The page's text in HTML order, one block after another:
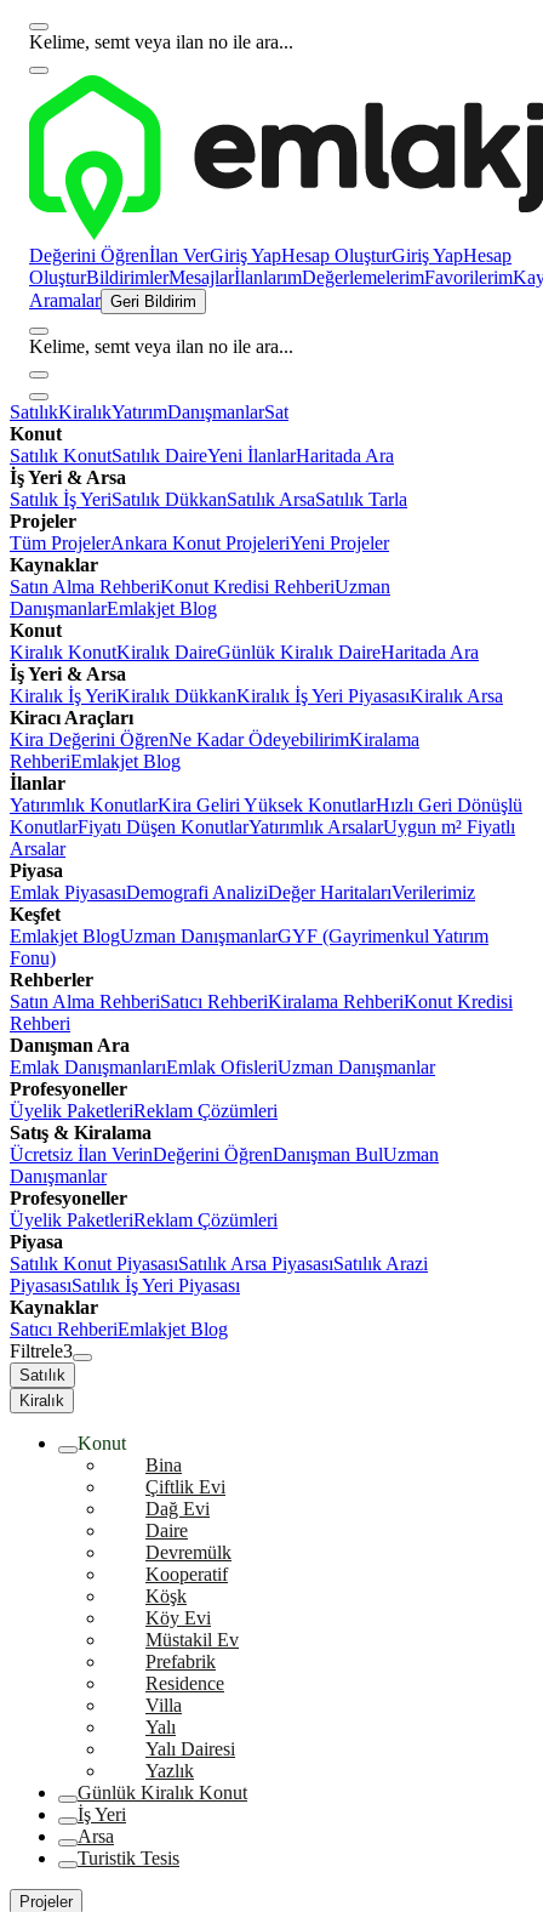
Kelime, semt veya ilan no ile ara...
Değerini Öğrenİlan VerGiriş YapHesap OluşturGiriş YapHesap
OluşturBildirimlerMesajlarİlanlarımDeğerlemelerimFavorilerim
Aramalar Geri Bildirim
Kelime, semt veya ilan no ile ara...
SatılıkKiralıkYatırımDanışmanlarSat
Konut
Satılık KonutSatılık DaireYeni İlanlarHaritada Ara
İş Yeri & Arsa
Satılık İş YeriSatılık DükkanSatılık ArsaSatılık Tarla
Projeler
Tüm ProjelerAnkara Konut ProjeleriYeni Projeler
Kaynaklar
Satın Alma RehberiKonut Kredisi RehberiUzman
DanışmanlarEmlakjet Blog
Konut
Kiralık KonutKiralık DaireGünlük Kiralık DaireHaritada Ara
İş Yeri & Arsa
Kiralık İş YeriKiralık DükkanKiralık İş Yeri PiyasasıKiralık Arsa
Kiracı Araçları
Kira Değerini ÖğrenNe Kadar ÖdeyebilirimKiralama
RehberiEmlakjet Blog
İlanlar
Yatırımlık KonutlarKira Geliri Yüksek KonutlarHızlı Geri Dönüşlü
KonutlarFiyatı Düşen KonutlarYatırımlık ArsalarUygun m² Fiyatlı
Arsalar
Piyasa
Emlak PiyasasıDemografi AnaliziDeğer HaritalarıVerilerimiz
Keşfet
Emlakjet BlogUzman DanışmanlarGYF (Gayrimenkul Yatırım
Fonu)
Rehberler
Satın Alma RehberiSatıcı RehberiKiralama RehberiKonut Kredisi
Rehberi
Danışman Ara
Emlak DanışmanlarıEmlak OfisleriUzman Danışmanlar
Profesyoneller
Üyelik PaketleriReklam Çözümleri
Satış & Kiralama
Ücretsiz İlan VerinDeğerini ÖğrenDanışman BulUzman
Danışmanlar
Profesyoneller
Üyelik PaketleriReklam Çözümleri
Piyasa
Satılık Konut PiyasasıSatılık Arsa PiyasasıSatılık Arazi
PiyasasıSatılık İş Yeri Piyasası
Kaynaklar
Satıcı RehberiEmlakjet Blog
Filtrele3
Satılık
Kiralık
Konut
Bina
Çiftlik Evi
Dağ Evi
Daire
Devremülk
Kooperatif
Köşk
Köy Evi
Müstakil Ev
Prefabrik
Residence
Villa
Yalı
Yalı Dairesi
Yazlık
Günlük Kiralık Konut
İş Yeri
Arsa
Turistik Tesis
Projeler